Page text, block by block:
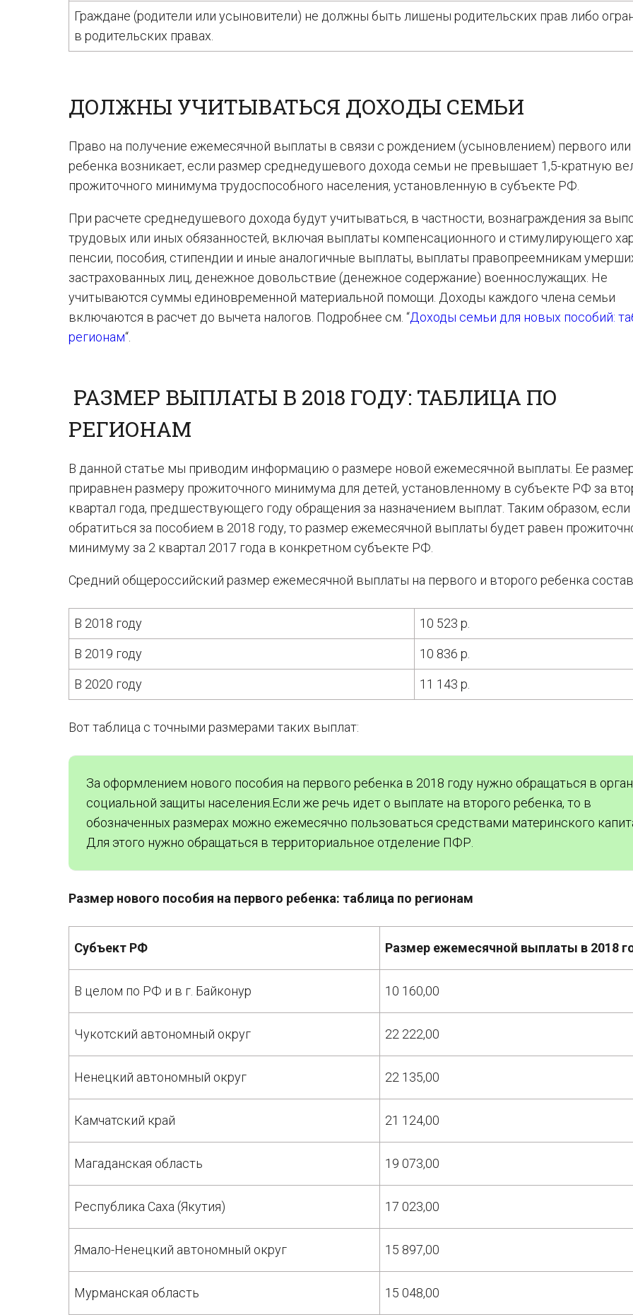
Граждане (родители или усыновители) не должны быть лишены родительских прав либо
в родительских правах.
ДОЛЖНЫ УЧИТЫВАТЬСЯ ДОХОДЫ СЕМЬИ
Право на получение ежемесячной выплаты в связи с рождением (усыновлением) первого или
ребенка возникает, если размер среднедушевого дохода семьи не превышает 1,5-кратную
прожиточного минимума трудоспособного населения, установленную в субъекте РФ.
При расчете среднедушевого дохода будут учитываться, в частности, вознаграждения за
трудовых или иных обязанностей, включая выплаты компенсационного и стимулирующего
пенсии, пособия, стипендии и иные аналогичные выплаты, выплаты правопреемникам
застрахованных лиц, денежное довольствие (денежное содержание) военнослужащих. Не
учитываются суммы единовременной материальной помощи. Доходы каждого члена семьи
включаются в расчет до вычета налогов. Подробнее см. “Доходы семьи для новых пособий:
регионам“.
РАЗМЕР ВЫПЛАТЫ В 2018 ГОДУ: ТАБЛИЦА ПО
РЕГИОНАМ
В данной статье мы приводим информацию о размере новой ежемесячной выплаты. Ее
приравнен размеру прожиточного минимума для детей, установленному в субъекте РФ за
квартал года, предшествующего году обращения за назначением выплат. Таким образом, если
обратиться за пособием в 2018 году, то размер ежемесячной выплаты будет равен
минимуму за 2 квартал 2017 года в конкретном субъекте РФ.
Средний общероссийский размер ежемесячной выплаты на первого и второго ребенка
В 2018 году 10 523 р.
В 2019 году 10 836 р.
В 2020 году 11 143 р.
Вот таблица с точными размерами таких выплат:
За оформлением нового пособия на первого ребенка в 2018 году нужно обращаться в
социальной защиты населения.Если же речь идет о выплате на второго ребенка, то в
обозначенных размерах можно ежемесячно пользоваться средствами материнского
Для этого нужно обращаться в территориальное отделение ПФР.
Размер нового пособия на первого ребенка: таблица по регионам
Субъект РФ Размер ежемесячной выплаты в 2018
В целом по РФ и в г. Байконур 10 160,00
Чукотский автономный округ 22 222,00
Ненецкий автономный округ 22 135,00
Камчатский край 21 124,00
Магаданская область 19 073,00
Республика Саха (Якутия) 17 023,00
Ямало-Ненецкий автономный округ 15 897,00
Мурманская область 15 048,00